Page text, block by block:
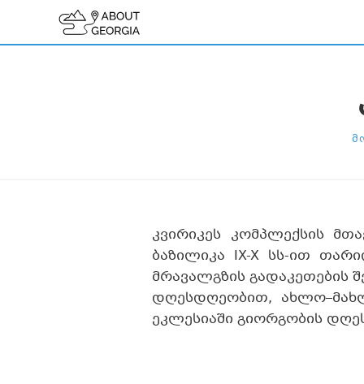
კვირიკეს კომპლექსის
ბაზილიკა IX-X სს-ით
მრავალგზის გადაკეთების
დღესდღეობით,
ეკლესიაში გიორგობის